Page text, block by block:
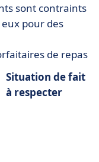
sont contraints
pour des
de repas
Situation de fait
à respecter